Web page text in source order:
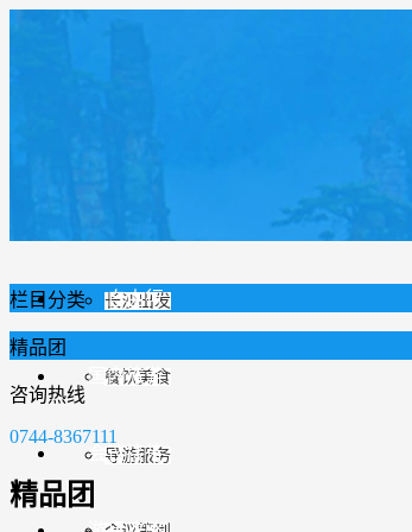
长沙出发
自由行
餐饮美食
导游服务
国内旅游
会议接待
栏目分类
精品团
咨询热线
0744-8367111
精品团